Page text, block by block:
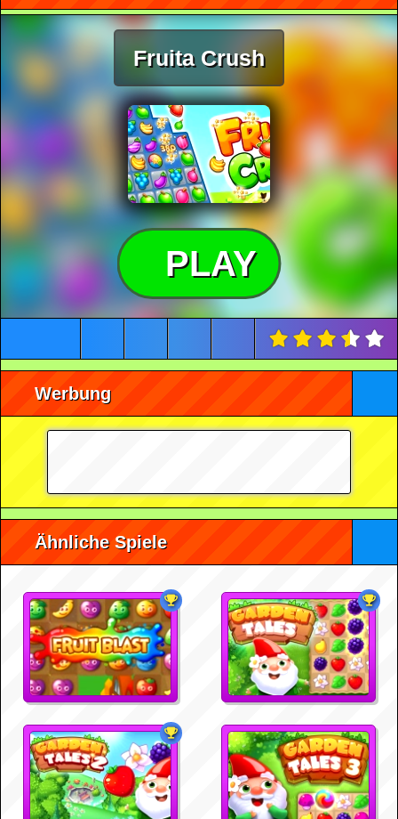
Fruita Crush
PLAY
Werbung
Ähnliche Spiele